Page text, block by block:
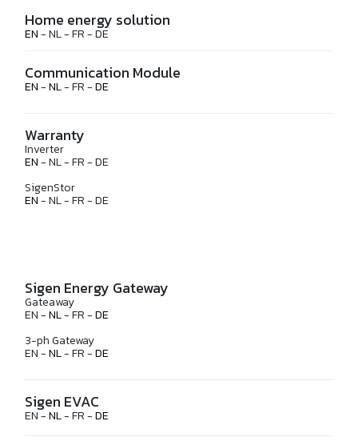
Home energy solution
EN- NL - FR - DE
Communication Module
EN-NL- FR -DE
Warranty
Inverter
EN- NL - FR - DE
SigenStor
EN- NL - FR - DE
Sigen Energy Gateway
Gateaway
EN -NL- FR -DE
3-ph Gateway
EN -NL- FR -DE
Sigen EVAC
EN -NL- FR -DE